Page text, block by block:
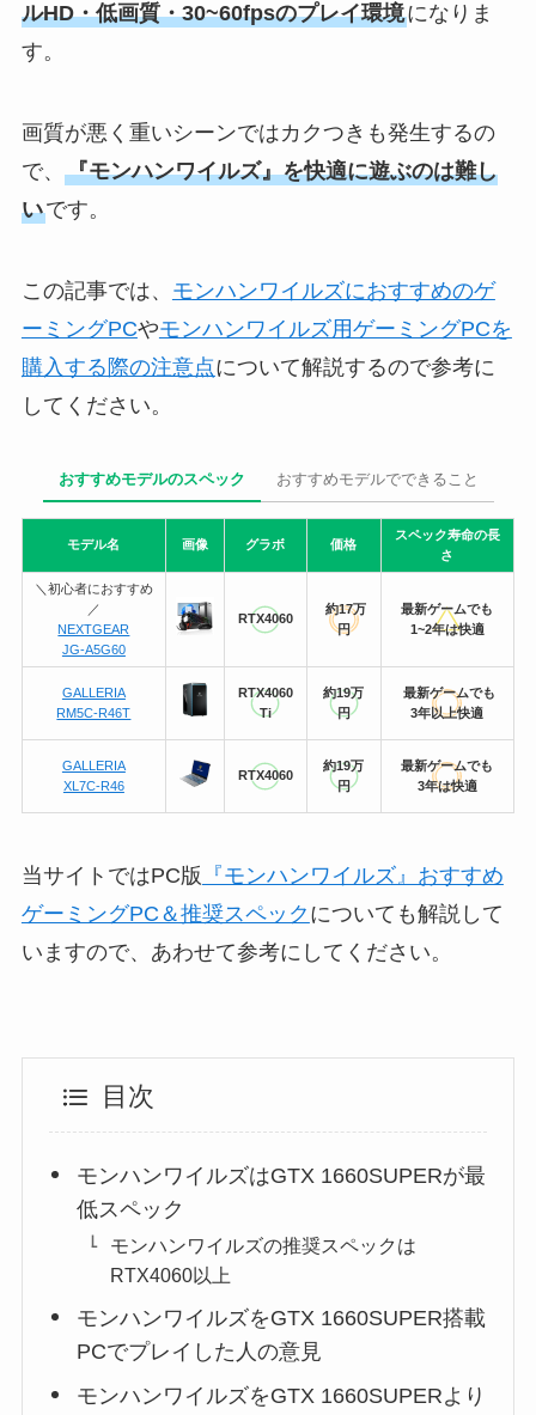
ルHD・低画質・30~60fpsのプレイ環境になりま
す。
画質が悪く重いシーンではカクつきも発生するの
で、 『モンハンワイルズ』を快適に遊ぶのは難し
いです。
この記事では、 モンハンワイルズにおすすめのゲ
ーミングPCやモンハンワイルズ用ゲーミングPCを
購入する際の注意点について解説するので参考に
してください。
おすすめモデルのスペック おすすめモデルでできること
モデル名 画像 グラボ 価格
スペック寿命の長
さ
＼初心者におすすめ
／
NEXTGEAR
JG-A5G60
RTX4060
約17万
円
最新ゲームでも
1~2年は快適
GALLERIA
RM5C-R46T
RTX4060
Ti
約19万
円
最新ゲームでも
3年以上快適
GALLERIA
XL7C-R46
RTX4060
約19万
円
最新ゲームでも
3年は快適
当サイトではPC版 『モンハンワイルズ』おすすめ
ゲーミングPC＆推奨スペック についても解説して
いますので、あわせて参考にしてください。
目次
モンハンワイルズはGTX 1660SUPERが最
低スペック
モンハンワイルズの推奨スペックは
RTX4060以上
モンハンワイルズをGTX 1660SUPER搭載
PCでプレイした人の意見
モンハンワイルズをGTX 1660SUPERより